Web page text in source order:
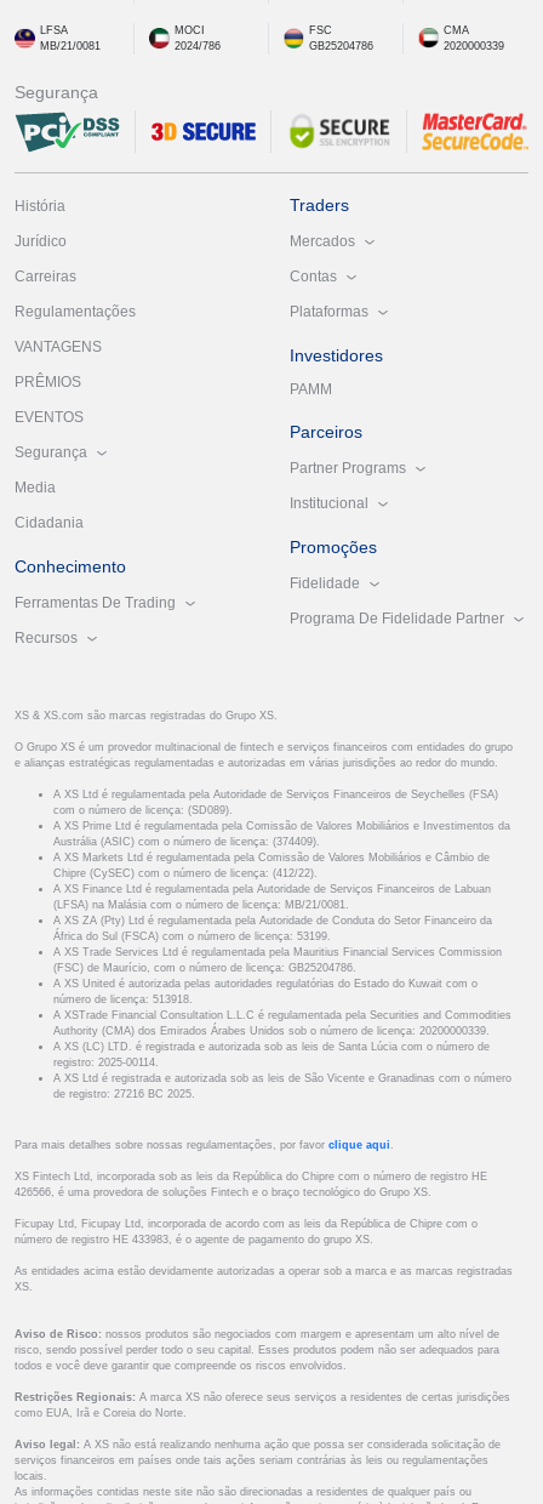
LFSA
MB/21/0081
MOCI
2024/786
FSC
GB25204786
CMA
2020000339
Segurança
História
Jurídico
Carreiras
Regulamentações
VANTAGENS
PRÊMIOS
EVENTOS
Segurança
Media
Cidadania
Conhecimento
Ferramentas De Trading
Recursos
Traders
Mercados
Contas
Plataformas
Investidores
PAMM
Parceiros
Partner Programs
Institucional
Promoções
Fidelidade
Programa De Fidelidade Partner
XS & XS.com são marcas registradas do Grupo XS.
O Grupo XS é um provedor multinacional de fintech e serviços financeiros com entidades do grupo
e alianças estratégicas regulamentadas e autorizadas em várias jurisdições ao redor do mundo.
A XS Ltd é regulamentada pela Autoridade de Serviços Financeiros de Seychelles (FSA)
com o número de licença: (SD089).
A XS Prime Ltd é regulamentada pela Comissão de Valores Mobiliários e Investimentos da
Austrália (ASIC) com o número de licença: (374409).
A XS Markets Ltd é regulamentada pela Comissão de Valores Mobiliários e Câmbio de
Chipre (CySEC) com o número de licença: (412/22).
A XS Finance Ltd é regulamentada pela Autoridade de Serviços Financeiros de Labuan
(LFSA) na Malásia com o número de licença: MB/21/0081.
A XS ZA (Pty) Ltd é regulamentada pela Autoridade de Conduta do Setor Financeiro da
África do Sul (FSCA) com o número de licença: 53199.
A XS Trade Services Ltd é regulamentada pela Mauritius Financial Services Commission
(FSC) de Maurício, com o número de licença: GB25204786.
A XS United é autorizada pelas autoridades regulatórias do Estado do Kuwait com o
número de licença: 513918.
A XSTrade Financial Consultation L.L.C é regulamentada pela Securities and Commodities
Authority (CMA) dos Emirados Árabes Unidos sob o número de licença: 20200000339.
A XS (LC) LTD. é registrada e autorizada sob as leis de Santa Lúcia com o número de
registro: 2025-00114.
A XS Ltd é registrada e autorizada sob as leis de São Vicente e Granadinas com o número
de registro: 27216 BC 2025.
Para mais detalhes sobre nossas regulamentações, por favor clique aqui .
XS Fintech Ltd, incorporada sob as leis da República do Chipre com o número de registro HE
426566, é uma provedora de soluções Fintech e o braço tecnológico do Grupo XS.
Ficupay Ltd, Ficupay Ltd, incorporada de acordo com as leis da República de Chipre com o
número de registro HE 433983, é o agente de pagamento do grupo XS.
As entidades acima estão devidamente autorizadas a operar sob a marca e as marcas registradas
XS.
Aviso de Risco: nossos produtos são negociados com margem e apresentam um alto nível de
risco, sendo possível perder todo o seu capital. Esses produtos podem não ser adequados para
todos e você deve garantir que compreende os riscos envolvidos.
Restrições Regionais: A marca XS não oferece seus serviços a residentes de certas jurisdições
como EUA, Irã e Coreia do Norte.
Aviso legal: A XS não está realizando nenhuma ação que possa ser considerada solicitação de
serviços financeiros em países onde tais ações seriam contrárias às leis ou regulamentações
locais.
As informações contidas neste site não são direcionadas a residentes de qualquer país ou